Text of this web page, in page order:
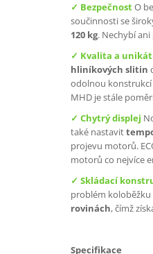
✓ BezpečnostO
součinnosti se
120 kg. Nechybí
✓ Kvalita a
hliníkových slitin
odolnou konstrukcí
MHD je stále
✓ Chytrý displej
také nastavit
projevu motorů.
motorů co nejvíce
✓ Skládací
problém
rovinách, čímž